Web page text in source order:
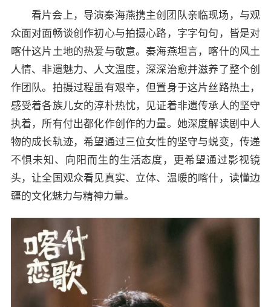
看片会上，导演秦海燕携主创团队亲临现场，与观
众面对面畅谈创作初心与拍摄心路，字字句句，皆是对
喀什这片土地的热爱与敬意。秦海燕坦言，喀什的风土
人情、非遗魅力、人文温度，深深治愈并滋养了整个创
作团队。拍摄过程虽有艰辛，但置身于这片丝路热土，
感受着各族儿女的淳朴热忱，见证着非遗传承人的坚守
执着，所有付出都化作创作的力量。她深度解读剧中人
物的成长轨迹，希望通过三位女性的坚守与蜕变，传递
不惧未知、向阳而生的生活态度，更希望通过影视镜
头，让全国观众看见真实、立体、温暖的喀什，读懂边
疆的文化魅力与精神力量。